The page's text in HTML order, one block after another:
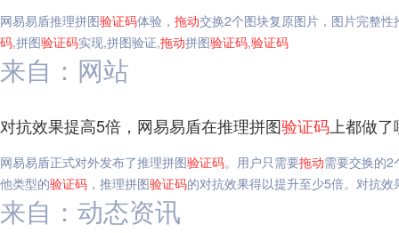
网易易盾推理拼图验证码体验， 拖动交换2个图块复原图片，图片完整
码,拼图验证码实现,拼图验证,拖动拼图验证码,验证码
来自：网站
对抗效果提高5倍，网易易盾在推理拼图验证码 上都做
网易易盾正式对外发布了推理拼图验证码。用户只需要拖动需要交换的2
他类型的验证码 ，推理拼图验证码的对抗效果得以提升至少5倍。对抗
来自：动态资讯